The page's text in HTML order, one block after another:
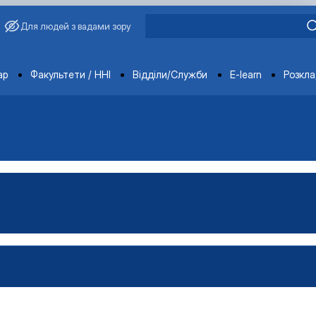
Для людей з вадами зору
Факультети / ННІ Відділи/Служби E-learn